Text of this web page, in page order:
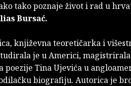
tako poznaje život i rad u
Bursać.
književna teoretičarka i
je u Americi,
poezije Tina Ujevića u
biografiju. Autorica je